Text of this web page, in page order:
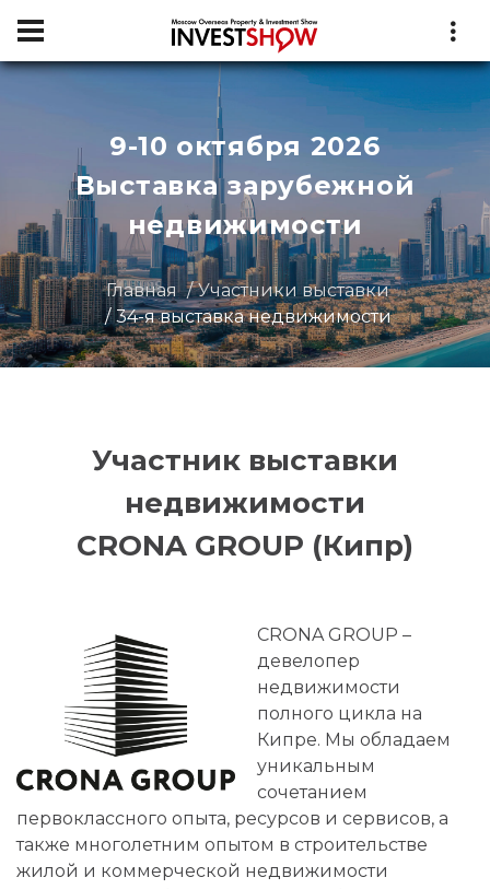
9-10 октября 2026
Выставка зарубежной
недвижимости
Главная
Участники выставки
34-я выставка недвижимости
Участник выставки
недвижимости
CRONA GROUP (Кипр)
CRONA GROUP –
девелопер
недвижимости
полного цикла на
Кипре. Мы обладаем
уникальным
сочетанием
первоклассного опыта, ресурсов и сервисов, а
также многолетним опытом в строительстве
жилой и коммерческой недвижимости